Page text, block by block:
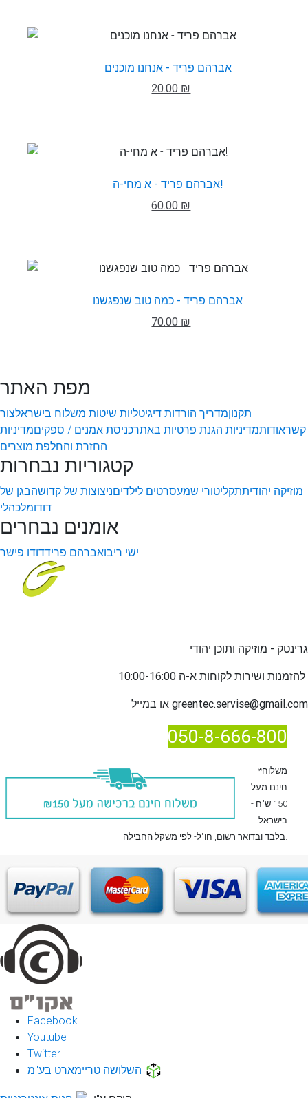
אברהם פריד - אנחנו מוכנים
20.00 ₪
אברהם פריד - א מחי-ה!
60.00 ₪
אברהם פריד - כמה טוב שנפגשנו
70.00 ₪
מפת האתר
תקנוןמדריך הורדות דיגיטליות שיטות משלוח בישראלצור
קשראודותמדיניות הגנת פרטיות באתרכניסת אמנים / ספקיםמדיניות
החזרת והחלפת מוצרים
קטגוריות נבחרות
מוזיקה יהודיתתקליטורי שמעסרטים לילדיםניצוצות של קדושהבגן של
דודומלכהלי
אומנים נבחרים
ישי ריבואברהם פרידדודו פישר
גרינטק - מוזיקה ותוכן יהודי
להזמנות ו
greentec.servise@gmail.com
050-8-666-800
*משלוח
חינם מעל
150 ש"ח -
בישראל
בלבדובדואר רשום , חו"ל- לפי משקל החבילה.
Facebook
Youtube
Twitter
השלושה טריימארט בע"מ